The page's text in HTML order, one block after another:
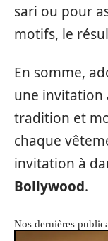
sari ou pour
motifs, le
En somme,
une invitation
tradition et
chaque
invitation à
Bollywood.
Nos dernières